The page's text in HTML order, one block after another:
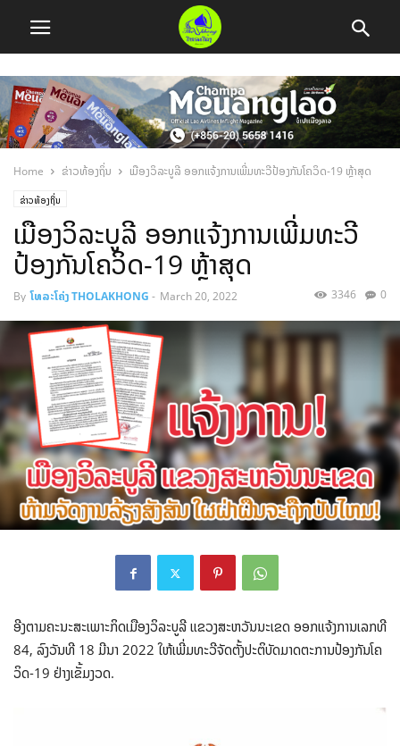
Home ຂ່າວທ້ອງຖິ່ນ ເມືອງວິລະບູລີ ອອກແຈ້ງການເພີ່ມທະວີປ້ອງກັນໂຄວິດ-19 ຫຼ້າສຸດ
ຂ່າວທ້ອງຖິ່ນ
ເມືອງວິລະບູລີ ອອກແຈ້ງການເພີ່ມທະວີ
ປ້ອງກັນໂຄວິດ-19 ຫຼ້າສຸດ
By ໂທລະໂຄ່ງ THOLAKHONG - March 20, 2022 0
3346
ອີງຕາມຄະນະສະເພາະກິດເມືອງວິລະບູລີ ແຂວງສະຫວັນນະເຂດ ອອກແຈ້ງການເລກທີ
84, ລົງວັນທີ 18 ມີນາ 2022​ ໃຫ້ເພີ່ມທະວີຈັດຕັ້ງປະຕິບັດມາດຕະການປ້ອງກັນໂຄ
ວິດ-19 ຢ່າງເຂັ້ມງວດ.